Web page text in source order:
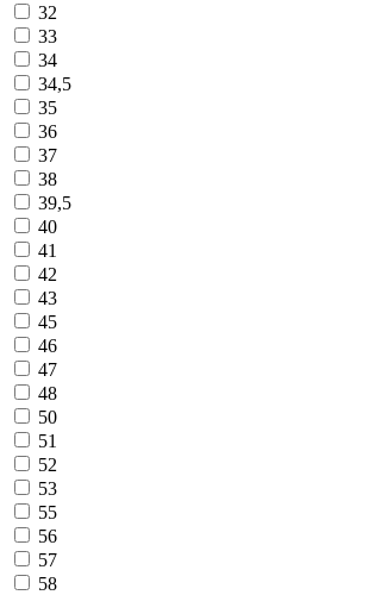
32
33
34
34,5
35
36
37
38
39,5
40
41
42
43
45
46
47
48
50
51
52
53
55
56
57
58